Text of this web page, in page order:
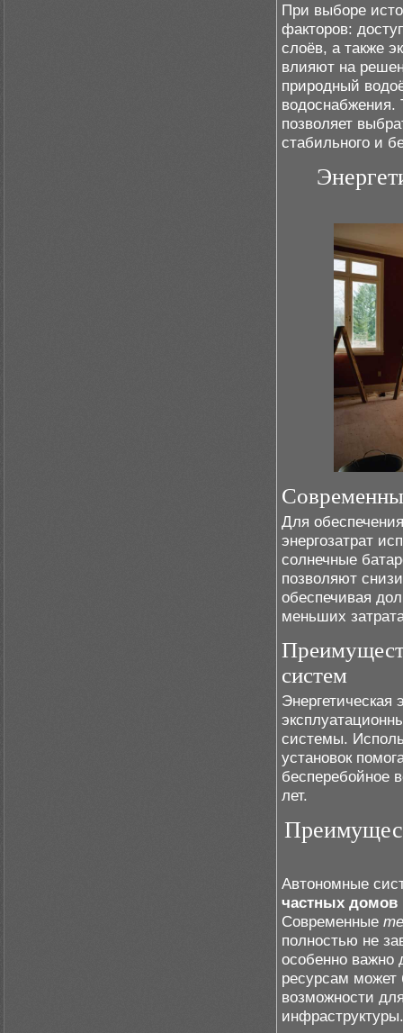
При выборе
факторов:
слоёв, а также
влияют на
природный
водоснабжения.
позволяет
стабильного и
Для
энергозатрат
солнечные
позволяют
обеспечивая
меньших
систем
системы.
установок
бесперебойное
лет.
Автономные
частных домов
Современные
полностью не
особенно важно
ресурсам может
возможности
инфраструктуры.